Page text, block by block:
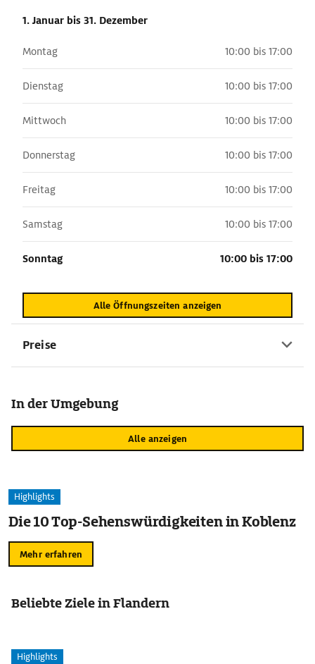
1. Januar bis 31. Dezember
Montag 10:00 bis 17:00
Dienstag 10:00 bis 17:00
Mittwoch 10:00 bis 17:00
Donnerstag 10:00 bis 17:00
Freitag 10:00 bis 17:00
Samstag 10:00 bis 17:00
Sonntag 10:00 bis 17:00
Alle Öffnungszeiten anzeigen
Preise
In der Umgebung
Alle anzeigen
Highlights
Die 10 Top-Sehenswürdigkeiten in Koblenz
Mehr erfahren
Beliebte Ziele in Flandern
Highlights